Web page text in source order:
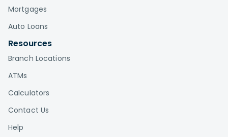
Mortgages
Auto Loans
Resources
Branch Locations
ATMs
Calculators
Contact Us
Help